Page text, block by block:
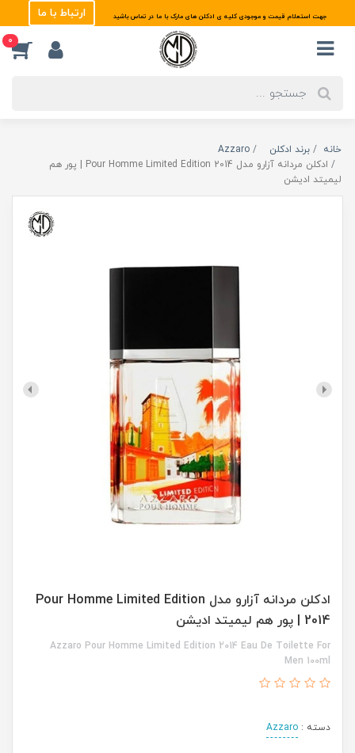
جهت استعلام قیمت و موجودی کلیه ی ادکلن های مارک با ما در تماس باشید ارتباط با ما
0
خانه برند ادکلن
Azzaro
ادکلن مردانه آزارو مدل Pour Homme Limited Edition 2014 | پور هم
لیمیتد ادیشن
ادکلن مردانه آزارو مدل Pour Homme Limited Edition
2014 | پور هم لیمیتد ادیشن
Azzaro Pour Homme Limited Edition 2014 Eau De Toilette For
Men 100ml
دسته : Azzaro